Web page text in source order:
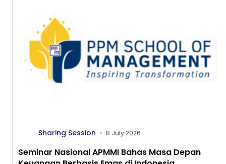
Sharing Session 8 July 2026
Seminar Nasional APMMI Bahas Masa Depan